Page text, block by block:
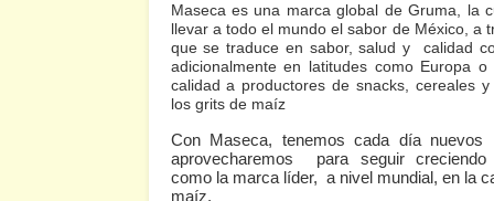
Maseca es una marca global de Gruma, la
llevar a todo el mundo el sabor de México, a
que se traduce en sabor, salud y calidad
adicionalmente en latitudes como Europa
calidad a productores de snacks, cereales
los grits de maíz
Con Maseca, tenemos cada día nuevos
aprovecharemos para seguir creciendo
como la marca líder, a nivel mundial, en la
maíz.